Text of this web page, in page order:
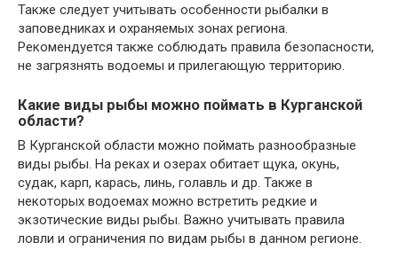
Также следует учитывать особенности рыбалки в
заповедниках и охраняемых зонах региона.
Рекомендуется также соблюдать правила безопасности,
не загрязнять водоемы и прилегающую территорию.
Какие виды рыбы можно поймать в Курганской
области?
В Курганской области можно поймать разнообразные
виды рыбы. На реках и озерах обитает щука, окунь,
судак, карп, карась, линь, голавль и др. Также в
некоторых водоемах можно встретить редкие и
экзотические виды рыбы. Важно учитывать правила
ловли и ограничения по видам рыбы в данном регионе.